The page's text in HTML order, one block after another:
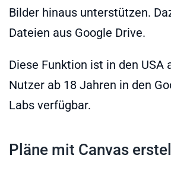
Bilder hinaus unterstützen.
Dateien aus Google Drive.
Diese Funktion ist in den USA
Nutzer ab 18 Jahren in den
Labs verfügbar.
Pläne mit Canvas